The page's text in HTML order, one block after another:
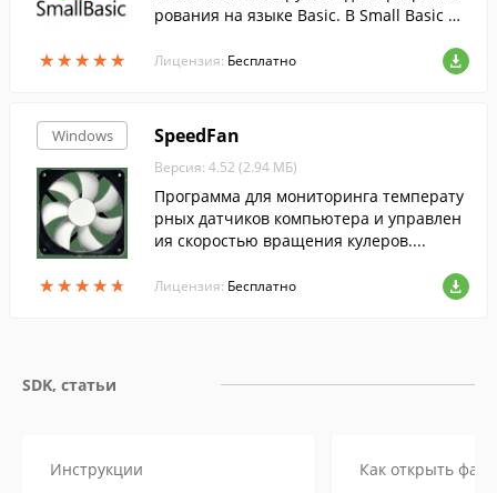
★★★★★
★★★★★
рования на языке Basic. В Small Basic пр
ператоров с наглядными примерами, и
Лицензия: Бесплатно
Windows
★★★★★
★★★★★
SpeedFan
Версия: 4.52 (2.94 МБ)
Программа для мониторинга температу
рных датчиков компьютера и управлен
ия скоростью вращения кулеров....
Лицензия: Бесплатно
SDK, статьи
Инструкции
Как открыть файл